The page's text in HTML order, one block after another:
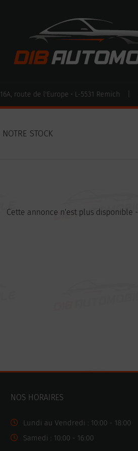
16A, route de l'Europe • L-5531 Remich
NOTRE STOCK
Cette annonce n'est plus disponible -
NOS HORAIRES
Lundi au Vendredi : 10:00 - 18:00
Samedi : 10:00 - 16:00